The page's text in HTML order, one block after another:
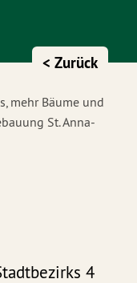
mehr Bäume und
St. Anna-
< Zurück
4